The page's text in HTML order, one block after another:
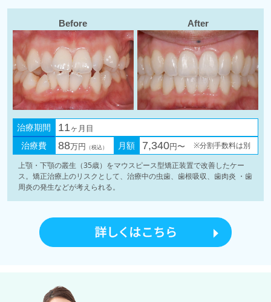
Before After
治療期間 11ヶ月目
治療費 88万円 （税込） 月額 7,340円〜
※分割手数料は別
上顎・下顎の叢生（35歳）をマウスピース型矯正装置で改善したケー
ス。矯正治療上のリスクとして、治療中の虫歯、歯根吸収、歯肉炎 ・歯
周炎の発生などが考えられる。